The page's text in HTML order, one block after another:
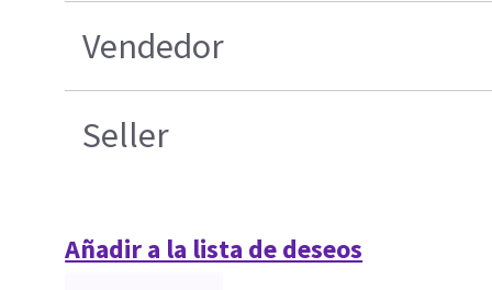
Vendedor
Seller
Añadir a la lista de deseos